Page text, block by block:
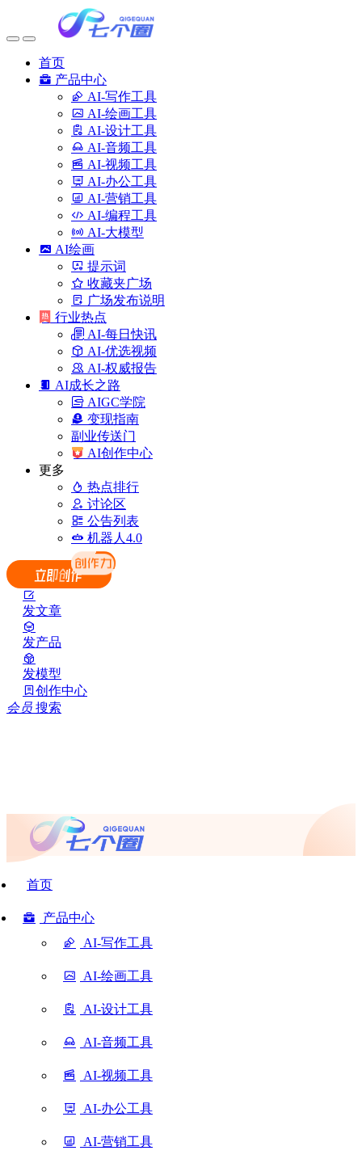
首页
产品中心
AI-写作工具
AI-绘画工具
AI-设计工具
AI-音频工具
AI-视频工具
AI-办公工具
AI-营销工具
AI-编程工具
AI-大模型
AI绘画
提示词
收藏夹广场
广场发布说明
行业热点
AI-每日快讯
AI-优选视频
AI-权威报告
AI成长之路
AIGC学院
变现指南
副业传送门
AI创作中心
更多
热点排行
讨论区
公告列表
机器人4.0
发文章
发产品
发模型
创作中心
会员 搜索
首页
产品中心
AI-写作工具
AI-绘画工具
AI-设计工具
AI-音频工具
AI-视频工具
AI-办公工具
AI-营销工具